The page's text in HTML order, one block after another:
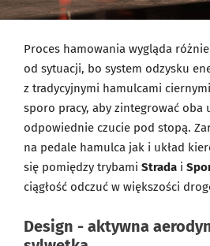
Proces hamowania wygląda
od sytuacji, bo system odzysku
z tradycyjnymi hamulcami
sporo pracy, aby zintegrować oba
odpowiednie czucie pod stopą.
na pedale hamulca jak i układ
się pomiędzy trybami Strada i
ciągłość odczuć w większości
Design - aktywna